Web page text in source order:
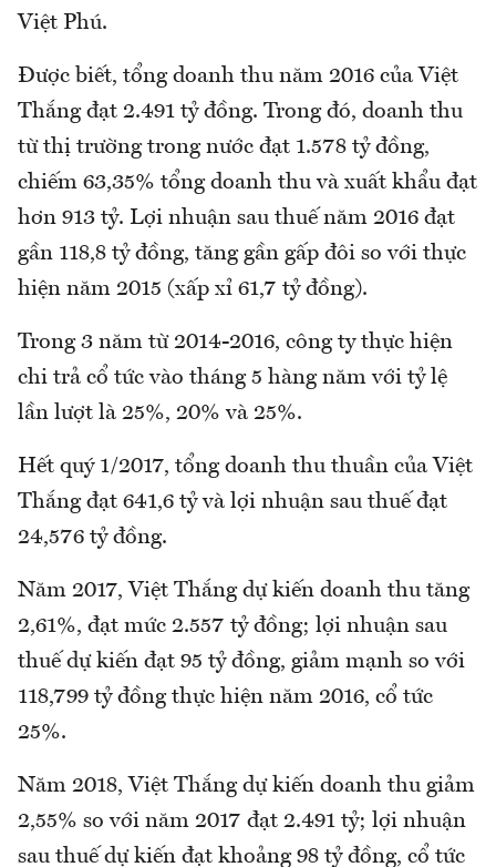
Việt Phú.
Được biết, tổng doanh thu năm 2016 của Việt
Thắng đạt 2.491 tỷ đồng. Trong đó, doanh thu
từ thị trường trong nước đạt 1.578 tỷ đồng,
chiếm 63,35% tổng doanh thu và xuất khẩu đạt
hơn 913 tỷ. Lợi nhuận sau thuế năm 2016 đạt
gần 118,8 tỷ đồng, tăng gần gấp đôi so với thực
hiện năm 2015 (xấp xỉ 61,7 tỷ đồng).
Trong 3 năm từ 2014-2016, công ty thực hiện
chi trả cổ tức vào tháng 5 hàng năm với tỷ lệ
lần lượt là 25%, 20% và 25%.
Hết quý 1/2017, tổng doanh thu thuần của Việt
Thắng đạt 641,6 tỷ và lợi nhuận sau thuế đạt
24,576 tỷ đồng.
Năm 2017, Việt Thắng dự kiến doanh thu tăng
2,61%, đạt mức 2.557 tỷ đồng; lợi nhuận sau
thuế dự kiến đạt 95 tỷ đồng, giảm mạnh so với
118,799 tỷ đồng thực hiện năm 2016, cổ tức
25%.
Năm 2018, Việt Thắng dự kiến doanh thu giảm
2,55% so với năm 2017 đạt 2.491 tỷ; lợi nhuận
sau thuế dự kiến đạt khoảng 98 tỷ đồng, cổ tức